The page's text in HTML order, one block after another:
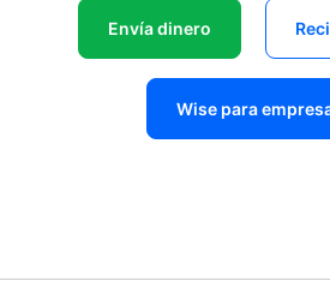
Envía dinero
Wise para